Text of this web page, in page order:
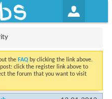
the FAQ by clicking the link above.
click the register link above to
the forum that you want to visit